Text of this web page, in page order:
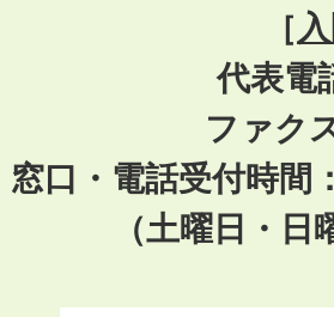
［
代表電
ファク
窓口・電話受付時
（土曜日・